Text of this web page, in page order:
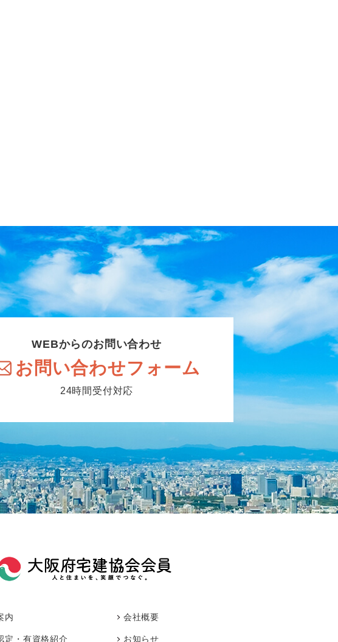
WEBからのお問い合わせ
お問い合わせフォーム
24時間受付対応
内
定・有資格紹介
会社概要
お知らせ